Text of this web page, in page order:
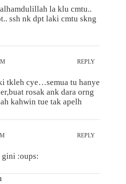
la klu cmtu..
ssh nk dpt laki cmtu skng
REPLY
tkleh cye…semua tu hanye
rosak ank dara orng
kahwin tue tak apelh
REPLY
gini :oups: